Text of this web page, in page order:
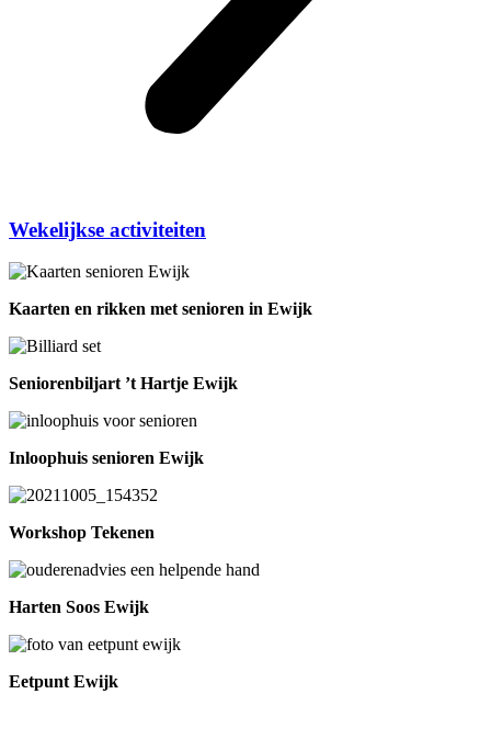
Wekelijkse activiteiten
Kaarten en rikken met senioren in Ewijk
Seniorenbiljart ’t Hartje Ewijk
Inloophuis senioren Ewijk
Workshop Tekenen
Harten Soos Ewijk
Eetpunt Ewijk